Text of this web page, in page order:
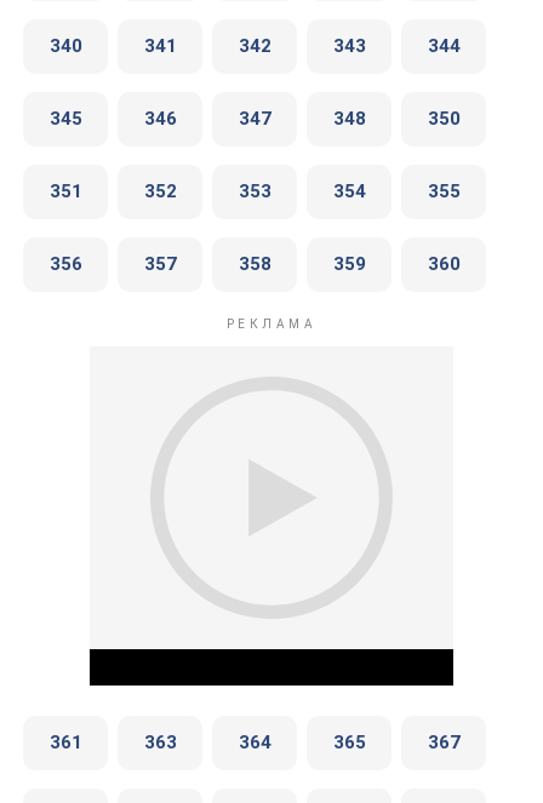
340 341 342 343 344
345 346 347 348 350
351 352 353 354 355
356 357 358 359 360
361 363 364 365 367